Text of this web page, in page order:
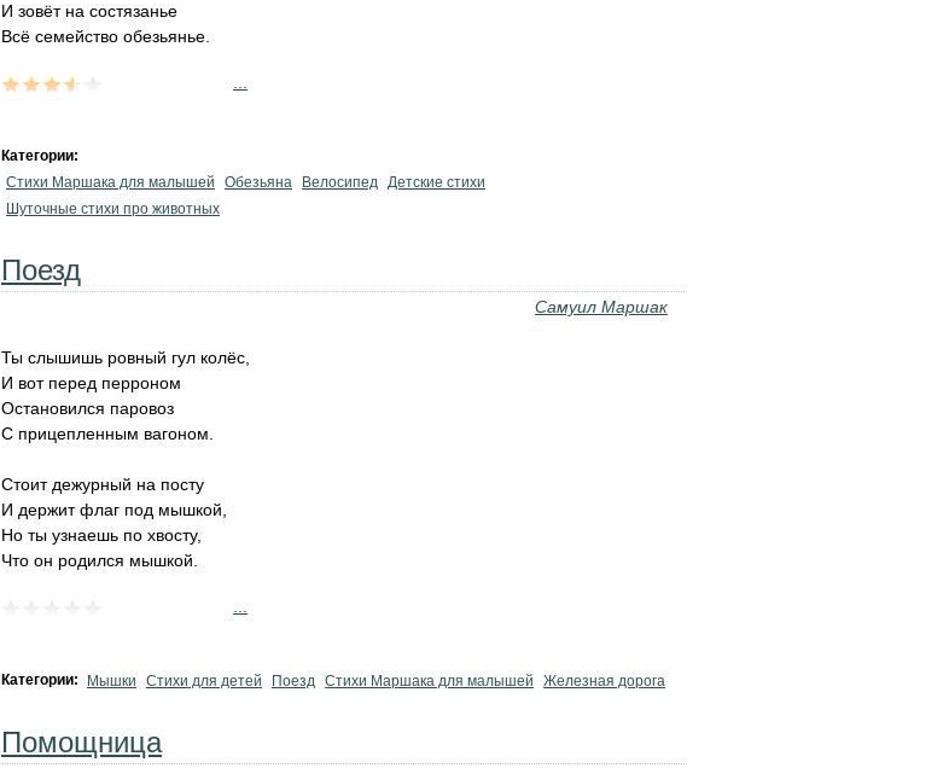
И зовёт на состязанье
Всё семейство обезьянье.
Категории:
Стихи Маршака для малышей
Обезьяна Велосипед Детские стихи
Шуточные стихи про животных
Поезд
Самуил Маршак
Ты слышишь ровный гул колёс,
И вот перед перроном
Остановился паровоз
С прицепленным вагоном.
Стоит дежурный на посту
И держит флаг под мышкой,
Но ты узнаешь по хвосту,
Что он родился мышкой.
Категории: Мышки Стихи для детей Поезд Стихи Маршака для малышей Железная дорога
Помощница